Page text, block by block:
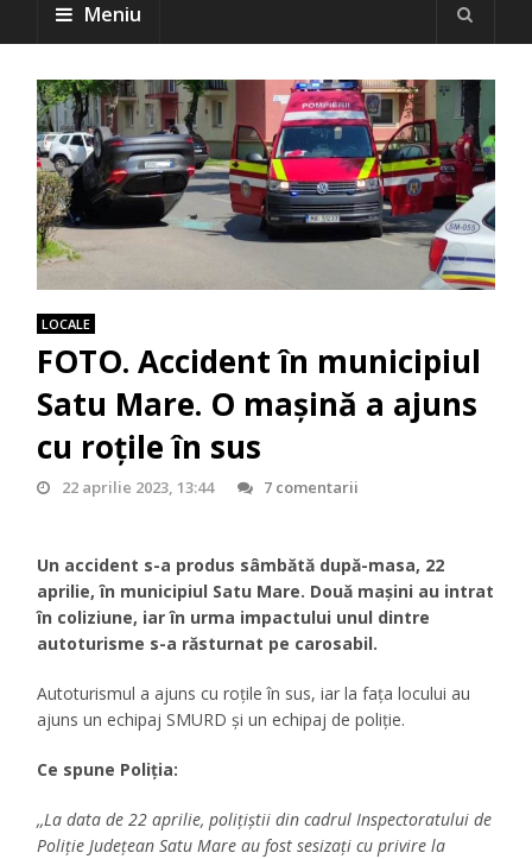
Meniu
LOCALE
FOTO. Accident în municipiul
Satu Mare. O mașină a ajuns
cu roțile în sus
22 aprilie 2023, 13:44 7 comentarii
Un accident s-a produs sâmbătă după-masa, 22
aprilie, în municipiul Satu Mare. Două mașini au intrat
în coliziune, iar în urma impactului unul dintre
autoturisme s-a răsturnat pe carosabil.
Autoturismul a ajuns cu roțile în sus, iar la fața locului au
ajuns un echipaj SMURD și un echipaj de poliție.
Ce spune Poliția:
,,La data de 22 aprilie, polițiștii din cadrul Inspectoratului de
Poliție Județean Satu Mare au fost sesizați cu privire la